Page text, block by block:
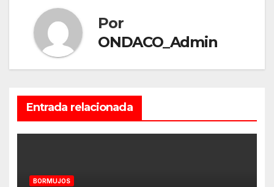
Por
ONDACO_Admin
Entrada relacionada
BORMUJOS